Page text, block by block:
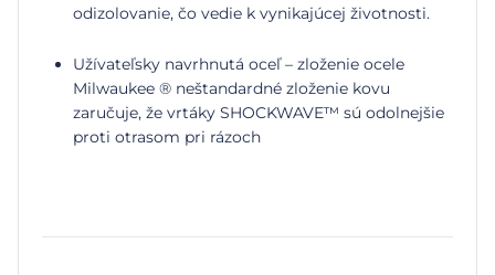
odizolovanie, čo vedie k vynikajúcej životnosti.
Užívateľsky navrhnutá oceľ – zloženie ocele
Milwaukee ® neštandardné zloženie kovu
zaručuje, že vrtáky SHOCKWAVE™ sú odolnejšie
proti otrasom pri rázoch